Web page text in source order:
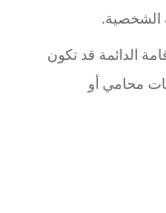
الشخصية.
الدائمة قد تكون
محامي أو